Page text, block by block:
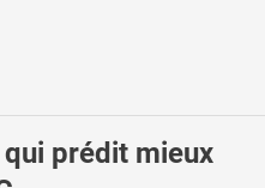
qui prédit mieux